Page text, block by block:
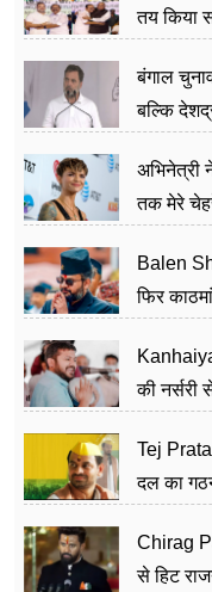
तय किया
बंगाल
बल्कि
अभिनेत्री
तक मेरे
Balen
फिर
की
Tej
दल का
Chirag
से हिट